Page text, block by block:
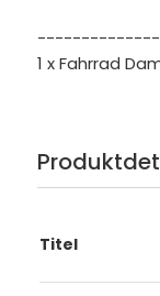
1 x Fahrrad
Titel